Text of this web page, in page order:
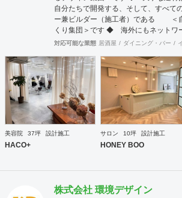
自分たちで開発する、そして、すべて
ー兼ビルダー（施工者）である ＜
くり集団＞です ◆ 海外にもネットワ
国語に堪能なスタッフたちが、海外か
工案件、設計＋造作物の案件、施工案
多様な請負形態が可能です。工場では
な素材を用いた制作が可能で、例えば
縁な特定防火設備（鉄扉）などにも高
とも可能です。 GRIDFRAME とりか
https://gridframe.co.jp/ Synes(シネス)
込む空間 https://sotochiku.com/
対応可能な業態 居酒屋 ダイニング・バー
美容院 37坪 設計施工
HACO+
サロン 10坪 設計施工
HONEY BOO
株式会社 環境デザイン